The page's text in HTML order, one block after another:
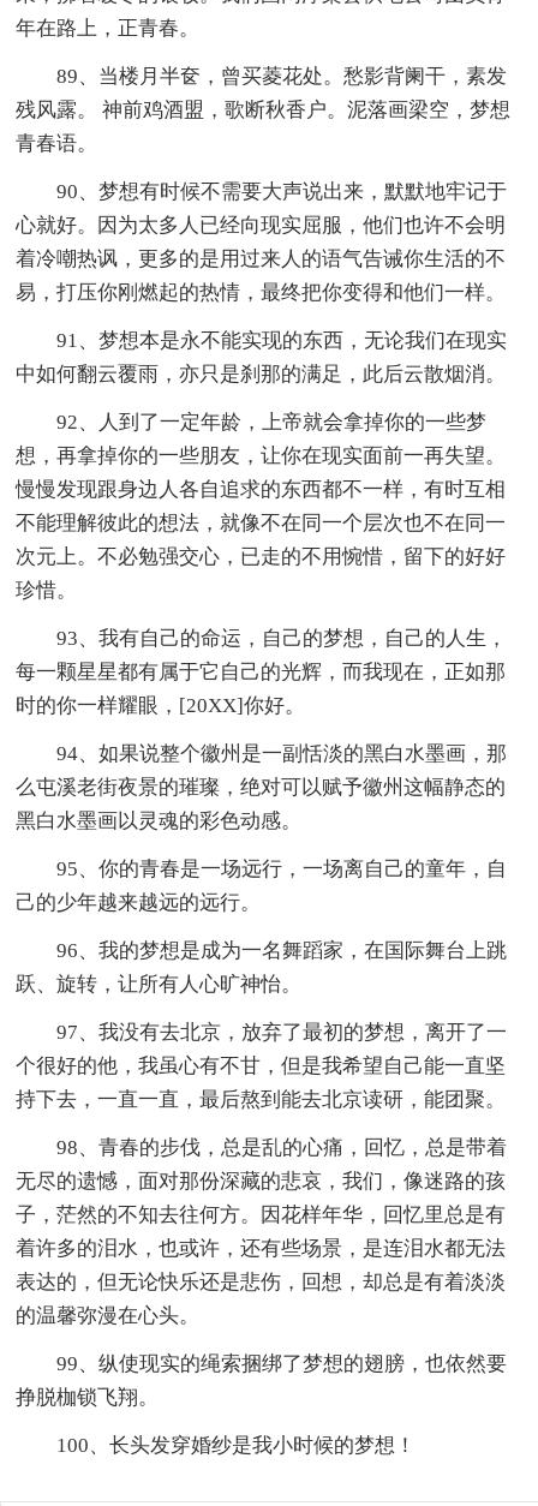
年在路上，正青春。
89、当楼月半奁，曾买菱花处。愁影背阑干，素发
残风露。 神前鸡酒盟，歌断秋香户。泥落画梁空，梦想
青春语。
90、梦想有时候不需要大声说出来，默默地牢记于
心就好。因为太多人已经向现实屈服，他们也许不会明
着冷嘲热讽，更多的是用过来人的语气告诫你生活的不
易，打压你刚燃起的热情，最终把你变得和他们一样。
91、梦想本是永不能实现的东西，无论我们在现实
中如何翻云覆雨，亦只是刹那的满足，此后云散烟消。
92、人到了一定年龄，上帝就会拿掉你的一些梦
想，再拿掉你的一些朋友，让你在现实面前一再失望。
慢慢发现跟身边人各自追求的东西都不一样，有时互相
不能理解彼此的想法，就像不在同一个层次也不在同一
次元上。不必勉强交心，已走的不用惋惜，留下的好好
珍惜。
93、我有自己的命运，自己的梦想，自己的人生，
每一颗星星都有属于它自己的光辉，而我现在，正如那
时的你一样耀眼，[20XX]你好。
94、如果说整个徽州是一副恬淡的黑白水墨画，那
么屯溪老街夜景的璀璨，绝对可以赋予徽州这幅静态的
黑白水墨画以灵魂的彩色动感。
95、你的青春是一场远行，一场离自己的童年，自
己的少年越来越远的远行。
96、我的梦想是成为一名舞蹈家，在国际舞台上跳
跃、旋转，让所有人心旷神怡。
97、我没有去北京，放弃了最初的梦想，离开了一
个很好的他，我虽心有不甘，但是我希望自己能一直坚
持下去，一直一直，最后熬到能去北京读研，能团聚。
98、青春的步伐，总是乱的心痛，回忆，总是带着
无尽的遗憾，面对那份深藏的悲哀，我们，像迷路的孩
子，茫然的不知去往何方。因花样年华，回忆里总是有
着许多的泪水，也或许，还有些场景，是连泪水都无法
表达的，但无论快乐还是悲伤，回想，却总是有着淡淡
的温馨弥漫在心头。
99、纵使现实的绳索捆绑了梦想的翅膀，也依然要
挣脱枷锁飞翔。
100、长头发穿婚纱是我小时候的梦想！